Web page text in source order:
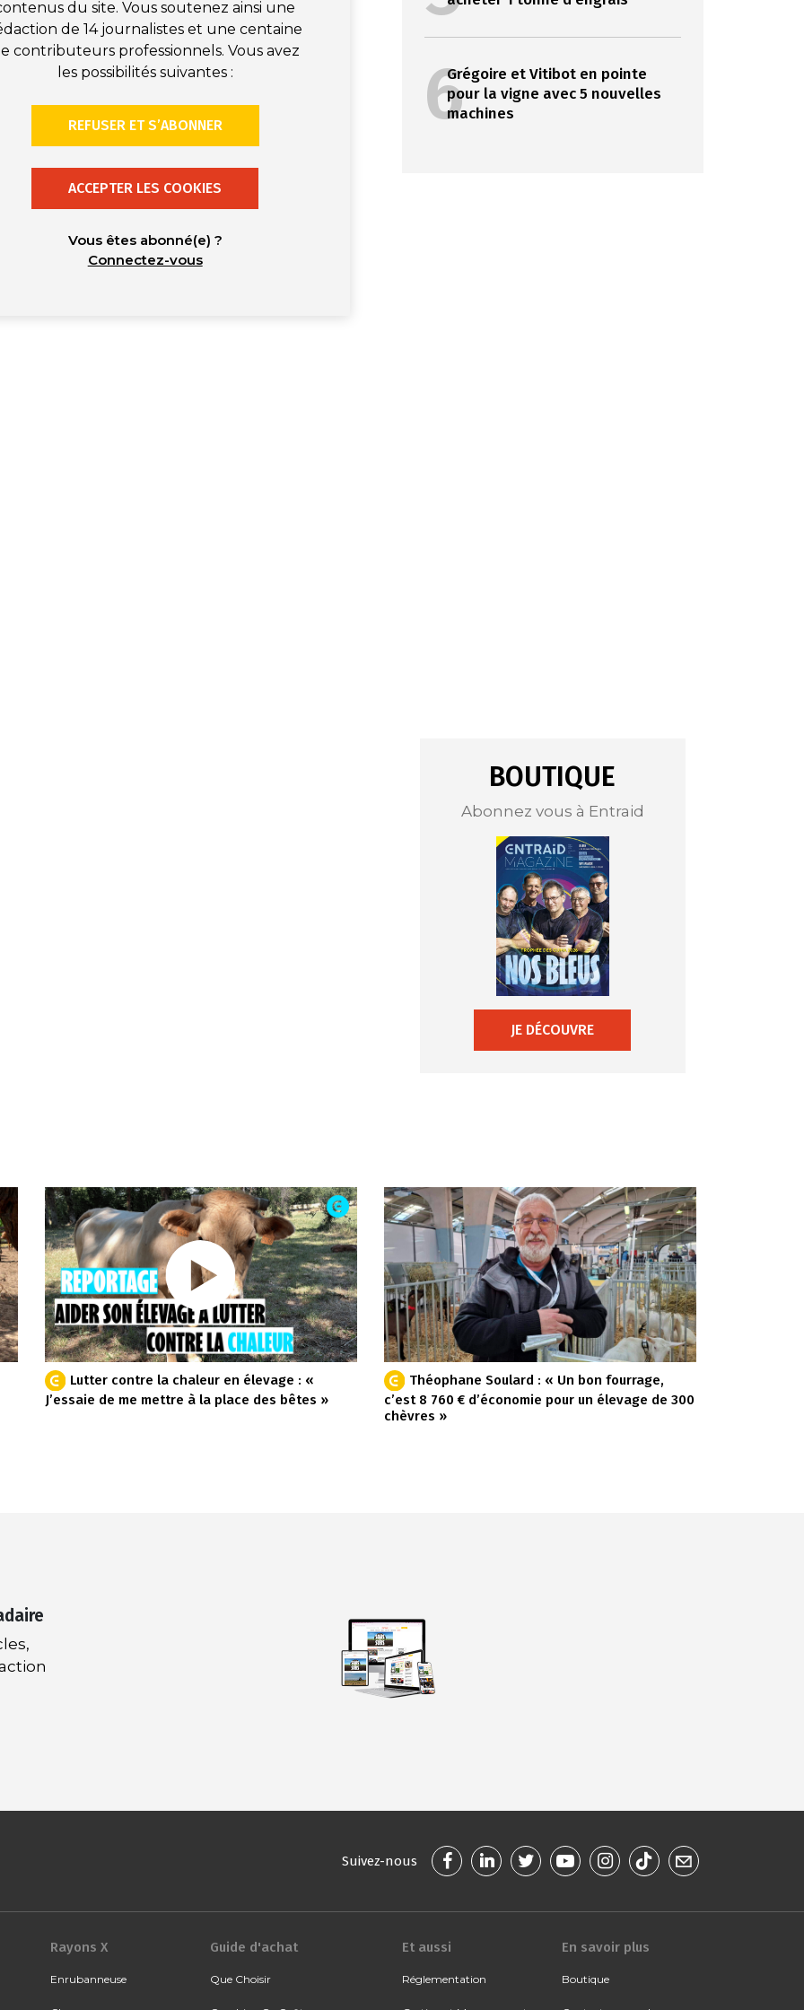
du site. Vous soutenez ainsi une
de 14 journalistes et une centaine
contributeurs professionnels. Vous avez
les possibilités suivantes :
REFUSER ET S’ABONNER
ACCEPTER LES COOKIES
Vous êtes abonné(e) ?
Connectez-vous
6Grégoire et Vitibot en pointe
pour la vigne avec 5 nouvelles
machines
BOUTIQUE
Abonnez vous à Entraid
JE DÉCOUVRE
Lutter contre la chaleur en élevage : «
J’essaie de me mettre à la place des bêtes »
Théophane Soulard : « Un bon fourrage,
c’est 8 760 € d’économie pour un élevage de 300
chèvres »
Suivez-nous
Rayons X
Enrubanneuse
Guide d'achat
Que Choisir
Et aussi
Réglementation
En savoir plus
Boutique